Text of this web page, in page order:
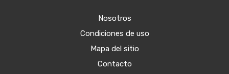
Nosotros
Condiciones de uso
Mapa del sitio
Contacto